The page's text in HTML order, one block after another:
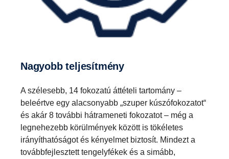
Nagyobb teljesítmény
A szélesebb, 14 fokozatú áttételi tartomány –
beleértve egy alacsonyabb „szuper kúszófokozatot“
és akár 8 további hátrameneti fokozatot – még a
legnehezebb körülmények között is tökéletes
irányíthatóságot és kényelmet biztosít. Mindezt a
továbbfejlesztett tengelyfékek és a simább,